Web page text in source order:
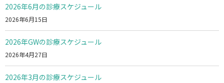
2026年6月の診療スケジュール
2026年6月15日
2026年GWの診療スケジュール
2026年4月27日
2026年3月の診療スケジュール